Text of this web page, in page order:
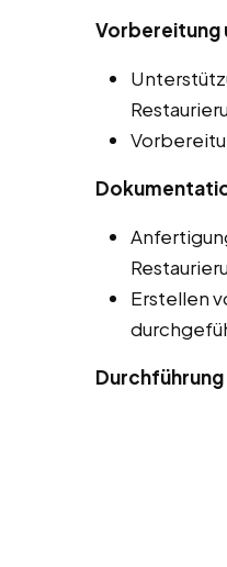
Vorbereitung
Erstellen